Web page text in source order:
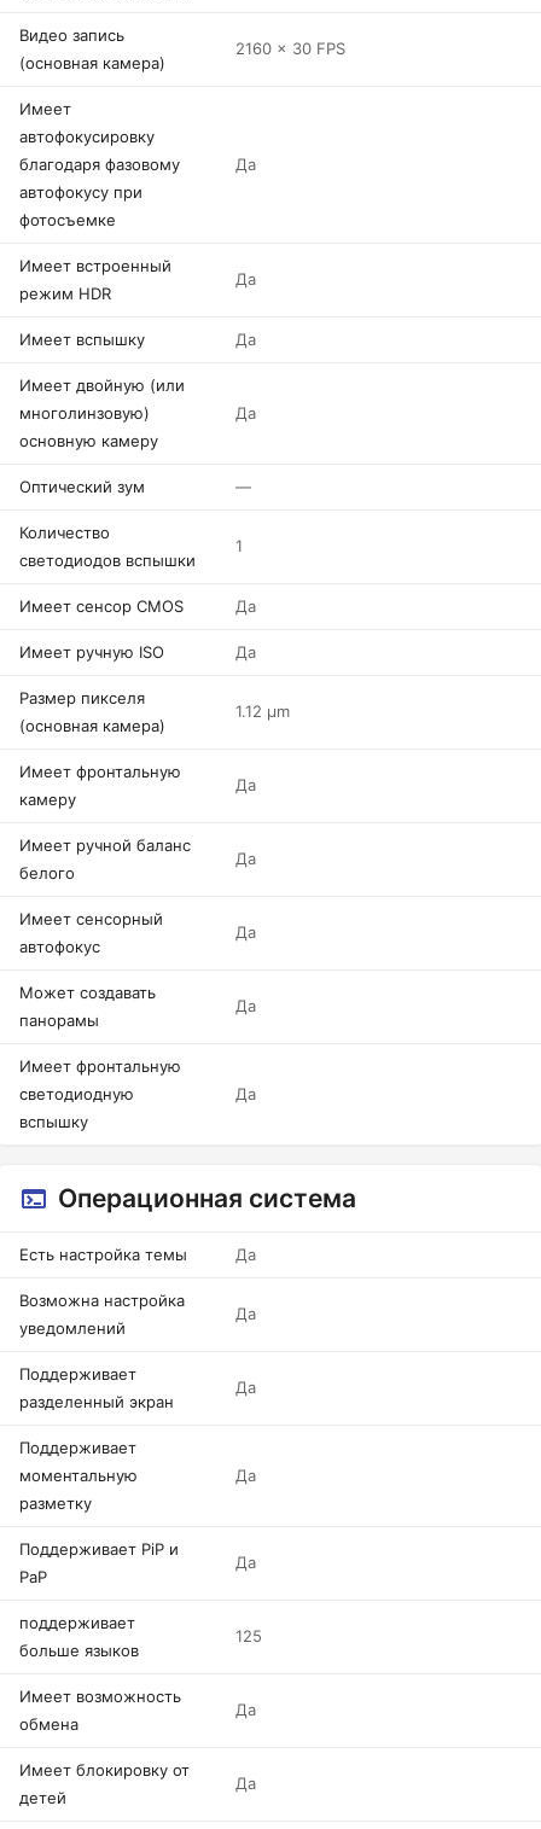
Видео запись
(основная камера)
2160 x 30 FPS
Имеет
автофокусировку
благодаря фазовому
автофокусу при
фотосъемке
Да
Имеет встроенный
режим HDR
Да
Имеет вспышку Да
Имеет двойную (или
многолинзовую)
основную камеру
Да
Оптический зум —
Количество
светодиодов вспышки
1
Имеет сенсор CMOS Да
Имеет ручную ISO Да
Размер пикселя
(основная камера)
1.12 µm
Имеет фронтальную
камеру
Да
Имеет ручной баланс
белого
Да
Имеет сенсорный
автофокус
Да
Может создавать
панорамы
Да
Имеет фронтальную
светодиодную
вспышку
Да
Операционная система
Есть настройка темы Да
Возможна настройка
уведомлений
Да
Поддерживает
разделенный экран
Да
Поддерживает
моментальную
разметку
Да
Поддерживает PiP и
PaP
Да
поддерживает
больше языков
125
Имеет возможность
обмена
Да
Имеет блокировку от
детей
Да